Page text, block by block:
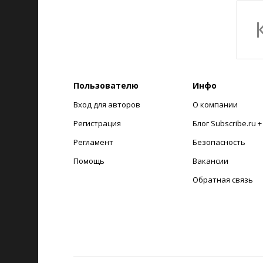
Пользователю
Вход для авторов
Регистрация
Регламент
Помощь
Инфо
О компании
Блог Subscribe.ru +
Безопасность
Вакансии
Обратная связь